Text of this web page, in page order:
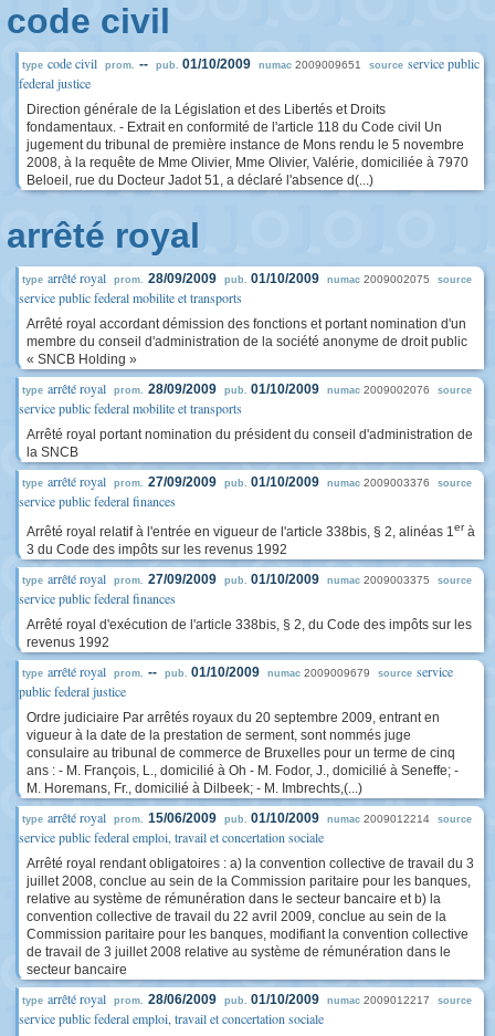
code civil
type code civil prom. -- pub. 01/10/2009 numac 2009009651 source service public
federal justice
Direction générale de la Législation et des Libertés et Droits
fondamentaux. - Extrait en conformité de l'article 118 du Code civil Un
jugement du tribunal de première instance de Mons rendu le 5 novembre
2008, à la requête de Mme Olivier, Mme Olivier, Valérie, domiciliée à 7970
Beloeil, rue du Docteur Jadot 51, a déclaré l'absence d(...)
arrêté royal
type arrêté royal prom. 28/09/2009 pub. 01/10/2009 numac 2009002075 source
service public federal mobilite et transports
Arrêté royal accordant démission des fonctions et portant nomination d'un
membre du conseil d'administration de la société anonyme de droit public
« SNCB Holding »
type arrêté royal prom. 28/09/2009 pub. 01/10/2009 numac 2009002076 source
service public federal mobilite et transports
Arrêté royal portant nomination du président du conseil d'administration de
la SNCB
type arrêté royal prom. 27/09/2009 pub. 01/10/2009 numac 2009003376 source
service public federal finances
Arrêté royal relatif à l'entrée en vigueur de l'article 338bis, § 2, alinéas 1er à
3 du Code des impôts sur les revenus 1992
type arrêté royal prom. 27/09/2009 pub. 01/10/2009 numac 2009003375 source
service public federal finances
Arrêté royal d'exécution de l'article 338bis, § 2, du Code des impôts sur les
revenus 1992
type arrêté royal prom. -- pub. 01/10/2009 numac 2009009679 source service
public federal justice
Ordre judiciaire Par arrêtés royaux du 20 septembre 2009, entrant en
vigueur à la date de la prestation de serment, sont nommés juge
consulaire au tribunal de commerce de Bruxelles pour un terme de cinq
ans : - M. François, L., domicilié à Oh - M. Fodor, J., domicilié à Seneffe; -
M. Horemans, Fr., domicilié à Dilbeek; - M. Imbrechts,(...)
type arrêté royal prom. 15/06/2009 pub. 01/10/2009 numac 2009012214 source
service public federal emploi, travail et concertation sociale
Arrêté royal rendant obligatoires : a) la convention collective de travail du 3
juillet 2008, conclue au sein de la Commission paritaire pour les banques,
relative au système de rémunération dans le secteur bancaire et b) la
convention collective de travail du 22 avril 2009, conclue au sein de la
Commission paritaire pour les banques, modifiant la convention collective
de travail de 3 juillet 2008 relative au système de rémunération dans le
secteur bancaire
type arrêté royal prom. 28/06/2009 pub. 01/10/2009 numac 2009012217 source
service public federal emploi, travail et concertation sociale